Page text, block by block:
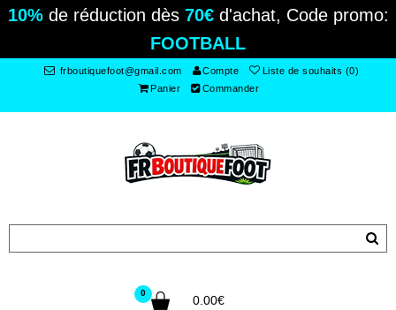
10%de réduction dès 70€d'achat, Code promo:
FOOTBALL
frboutiquefoot@gmail.com Compte
Liste de souhaits (0)
Panier
Commander
0
0.00€